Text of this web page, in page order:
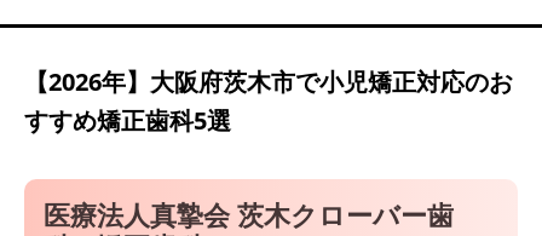
医療法人 西尾会 西尾歯科
てらい歯科クリニック
茨木ひかり歯科クリニック
【2026年】 大阪府茨木市で小児矯正対応のお
すすめ矯正歯科5選
医療法人真摯会 茨木クローバー歯